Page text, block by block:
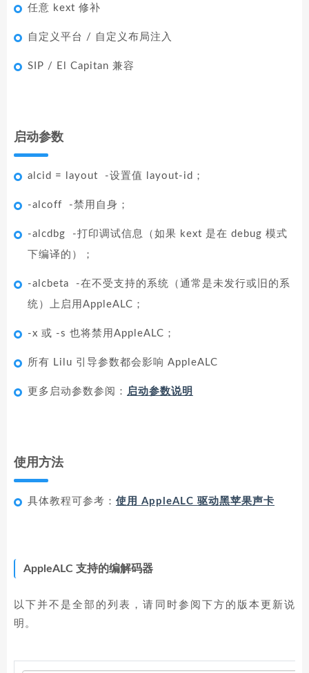
任意 kext 修补
自定义平台 / 自定义布局注入
SIP / El Capitan 兼容
启动参数
alcid = layout -设置值 layout-id；
-alcoff -禁用自身；
-alcdbg -打印调试信息（如果 kext 是在 debug 模式
下编译的）；
-alcbeta -在不受支持的系统（通常是未发行或旧的系
统）上启用AppleALC；
-x 或 -s 也将禁用AppleALC；
所有 Lilu 引导参数都会影响 AppleALC
更多启动参数参阅： 启动参数说明
使用方法
具体教程可参考： 使用 AppleALC 驱动黑苹果声卡
AppleALC 支持的编解码器
以下并不是全部的列表，请同时参阅下方的版本更新说
明。